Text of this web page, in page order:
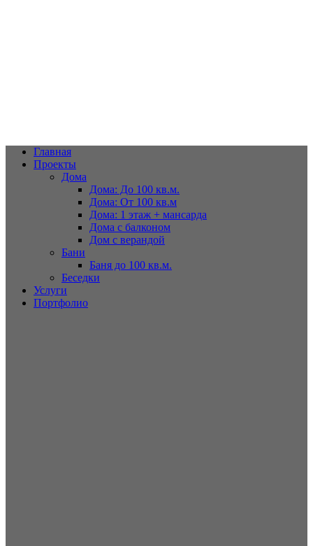
Главная
Проекты
Дома
Дома: До 100 кв.м.
Дома: От 100 кв.м
Дома: 1 этаж + мансарда
Дома с балконом
Дом с верандой
Бани
Баня до 100 кв.м.
Беседки
Услуги
Портфолио